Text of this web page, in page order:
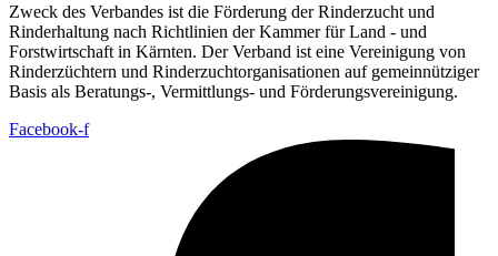
Zweck des Verbandes ist die Förderung der Rinderzucht und
Rinderhaltung nach Richtlinien der Kammer für Land - und
Forstwirtschaft in Kärnten. Der Verband ist eine Vereinigung von
Rinderzüchtern und Rinderzuchtorganisationen auf gemeinnütziger
Basis als Beratungs-, Vermittlungs- und Förderungsvereinigung.
Facebook-f